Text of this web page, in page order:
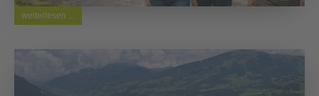
weiterlesen ...